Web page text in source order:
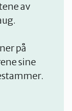
av
på
sine